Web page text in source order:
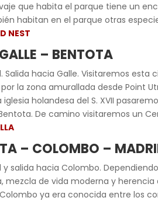
que habita el parque tiene un
habitan en el parque otras
NEST
– BENTOTA
Salida hacia Galle. Visitaremos esta
por la zona amurallada desde Point
iglesia holandesa del S. XVII
De camino visitaremos un
– COLOMBO –
y salida hacia Colombo.
mezcla de vida moderna y
ya era conocida entre los